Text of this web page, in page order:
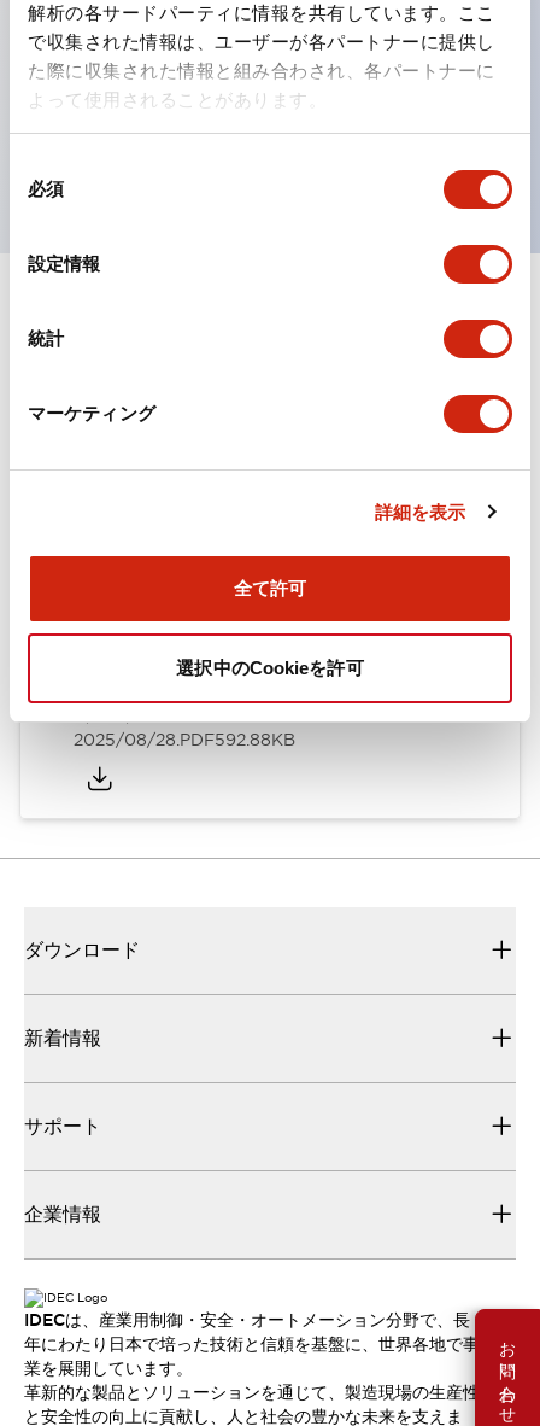
解析の各サードパーティに情報を共有しています。ここ
で収集された情報は、ユーザーが各パートナーに提供し
た際に収集された情報と組み合わされ、各パートナーに
よって使用されることがあります。
必須
設定情報
統計
マーケティング
詳細を表示
全て許可
選択中のCookieを許可
お問い合わせ
きに、迅速・確実かつ自由自在にコントロールすることが
できます。
各方向のレバー動作は用途に合わせて組み合わせ自由
操作レバーをセンタ位置でロックできるインタロック付
ドキュメントとファイル
カタログ CAD
ARN形モノレバースイッチ／CSシリーズカムスイッチ
2025/08/28.PDF1.20MB
2025/08/28.PDF592.88KB
ダウンロード
新着情報
サポート
企業情報
IDECは、産業用制御・安全・オートメーション分野で、長
年にわたり日本で培った技術と信頼を基盤に、世界各地で事
業を展開しています。
革新的な製品とソリューションを通じて、製造現場の生産性
と安全性の向上に貢献し、人と社会の豊かな未来を支えま